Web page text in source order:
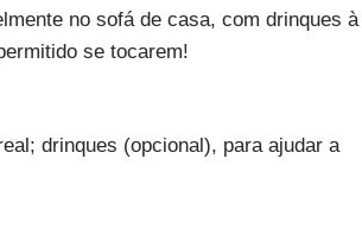
no sofá de casa, com drinques à
se tocarem!
drinques (opcional), para ajudar a